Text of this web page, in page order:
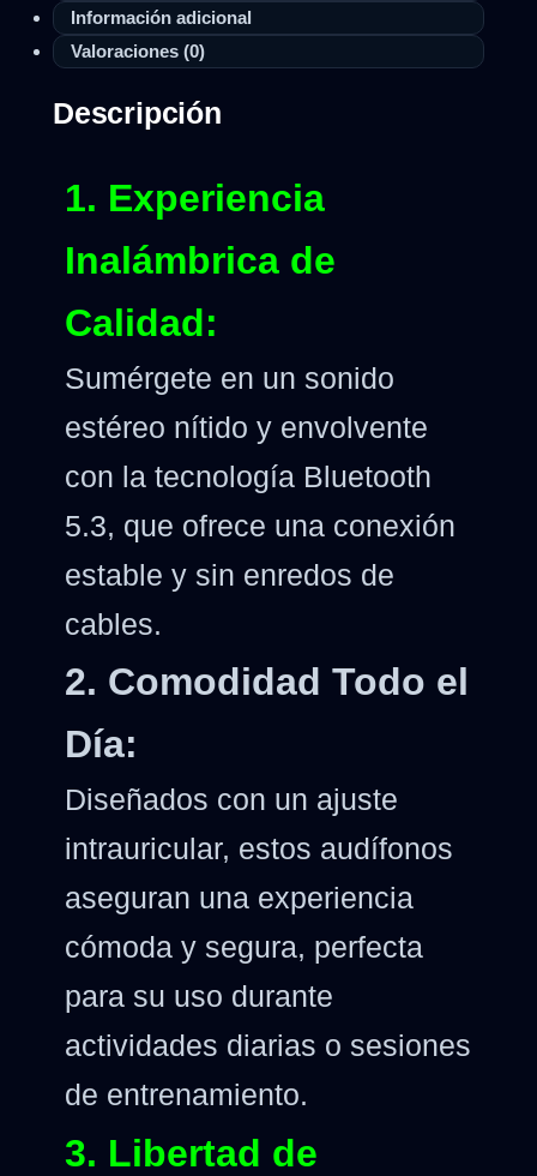
Información adicional
Valoraciones (0)
Descripción
1. Experiencia
Inalámbrica de
Calidad:
Sumérgete en un sonido
estéreo nítido y envolvente
con la tecnología Bluetooth
5.3, que ofrece una conexión
estable y sin enredos de
cables.
2. Comodidad Todo el
Día:
Diseñados con un ajuste
intrauricular, estos audífonos
aseguran una experiencia
cómoda y segura, perfecta
para su uso durante
actividades diarias o sesiones
de entrenamiento.
3. Libertad de